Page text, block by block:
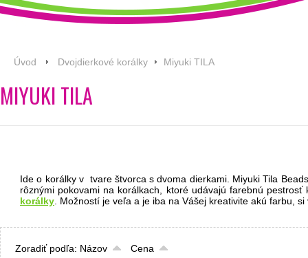
Úvod Dvojdierkové korálky Miyuki TILA
MIYUKI TILA
Ide o korálky v tvare štvorca s dvoma dierkami. Miyuki Tila
rôznými pokovami na korálkach, ktoré udávajú farebnú
korálky . Možností je veľa a je iba na Vášej kreativite akú farbu, si
Zoradiť podľa: Názov
Cena